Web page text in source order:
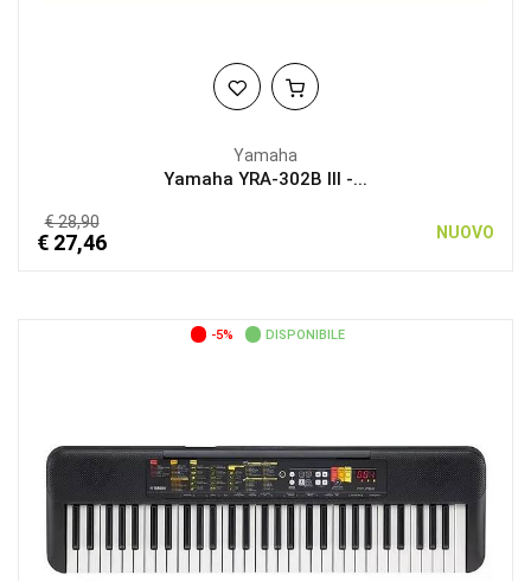
Yamaha
Yamaha YRA-302B III -...
€ 28,90
€ 27,46 NUOVO
-5% DISPONIBILE